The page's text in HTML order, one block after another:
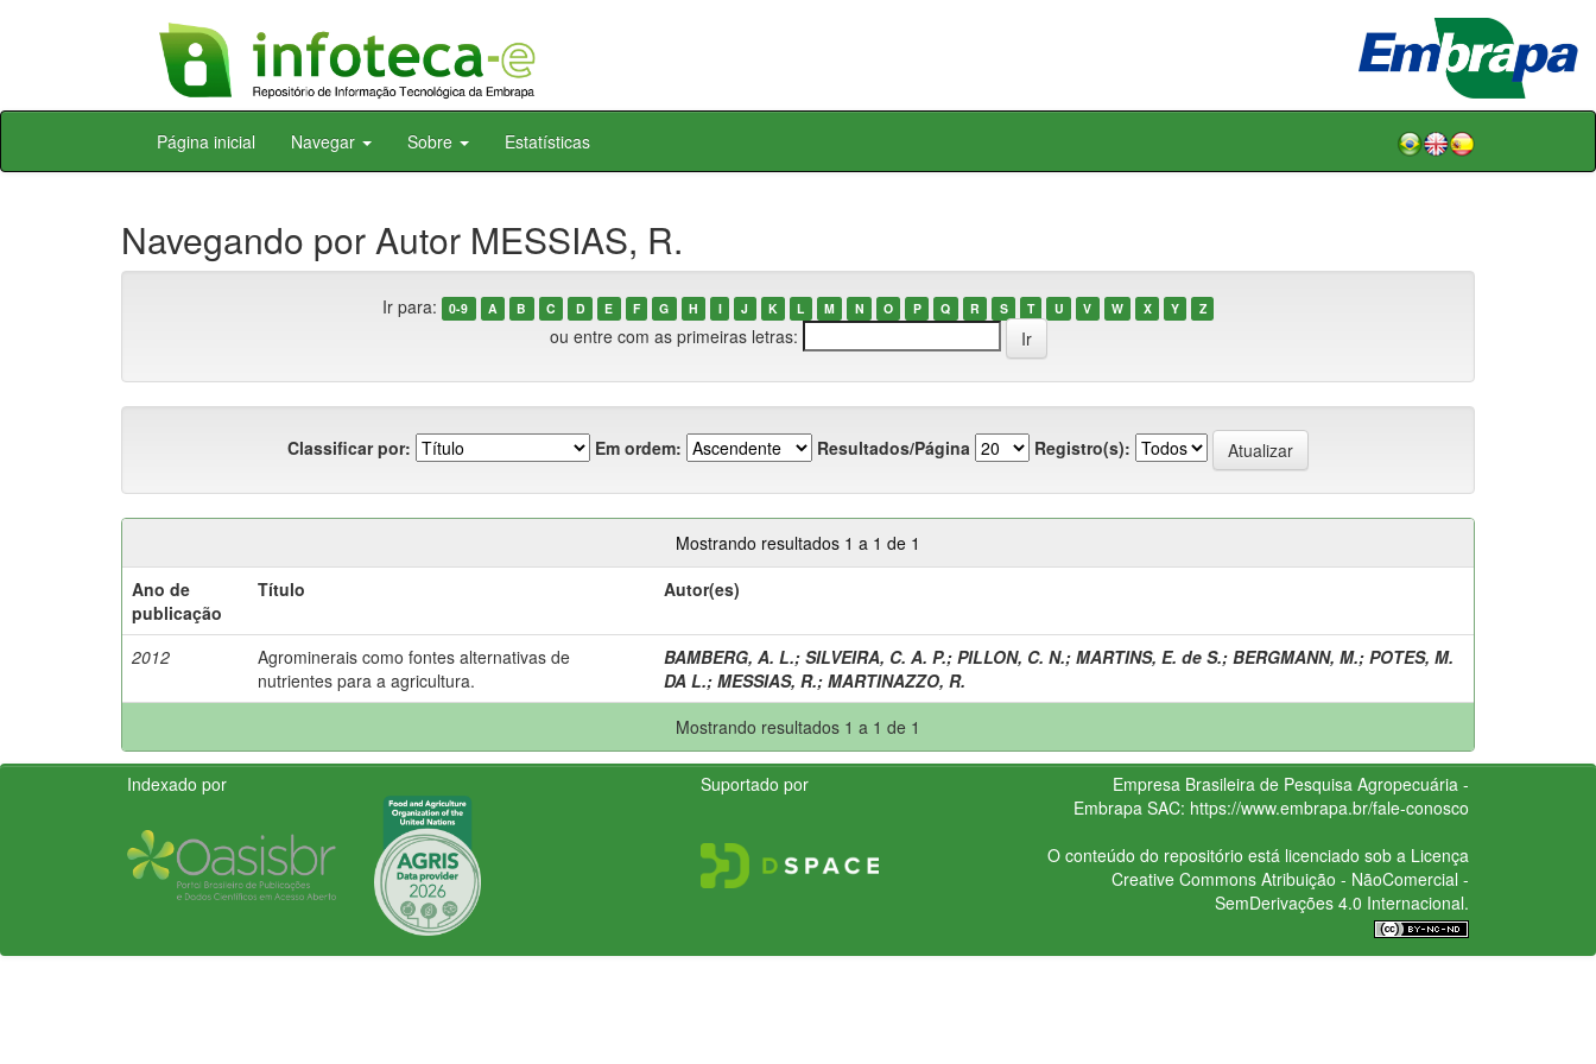
Skip
Página inicial Navegar Sobre Estatísticas
Navegando por Autor MESSIAS, R.
Ir para: 0-9 A B C D E F G H I J K L M N O P Q R S T U V W X Y Z
ou entre com as primeiras letras:
Classificar por: Em ordem: Resultados/Página Registro(s):
Mostrando resultados 1 a 1 de 1
Ano de
publicação
Título Autor(es)
2012
Agrominerais como fontes alternativas de
nutrientes para a agricultura.
BAMBERG, A. L.; SILVEIRA, C. A. P.; PILLON, C. N.; MARTINS, E. de S.; BERGMANN, M.; POTES, M.
DA L.; MESSIAS, R.; MARTINAZZO, R.
Mostrando resultados 1 a 1 de 1
Indexado por Suportado por
Empresa Brasileira de Pesquisa Agropecuária -
Embrapa SAC: https://www.embrapa.br/fale-conosco
O conteúdo do repositório está licenciado sob a Licença
Creative CommonsAtribuição - NãoComercial -
SemDerivações 4.0 Internacional.